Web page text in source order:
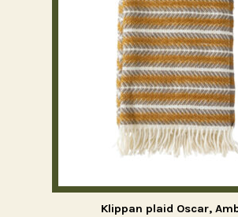
Klippan plaid Oscar,